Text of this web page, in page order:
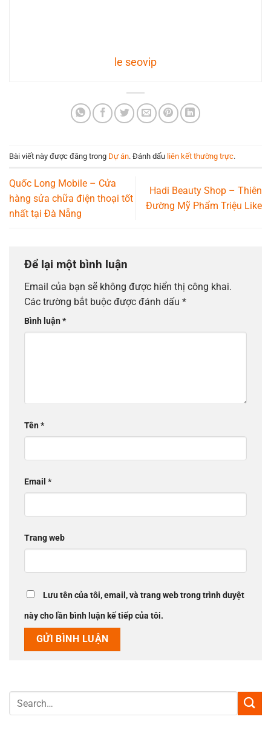
le seovip
Bài viết này được đăng trong Dự án. Đánh dấu liên kết thường trực.
Quốc Long Mobile – Cửa
hàng sửa chữa điện thoại tốt
nhất tại Đà Nẵng
Hadi Beauty Shop – Thiên
Đường Mỹ Phẩm Triệu Like
Để lại một bình luận
Email của bạn sẽ không được hiển thị công khai.
Các trường bắt buộc được đánh dấu *
Bình luận*
Tên*
Email *
Trang web
Lưu tên của tôi, email, và trang web trong trình duyệt
này cho lần bình luận kế tiếp của tôi.